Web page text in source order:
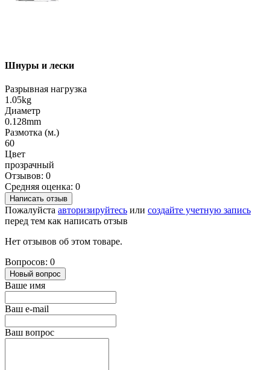
Шнуры и лески
Разрывная нагрузка
1.05kg
Диаметр
0.128mm
Размотка (м.)
60
Цвет
прозрачный
Отзывов: 0
Средняя оценка: 0
Написать отзыв
Пожалуйста авторизируйтесь или создайте учетную запись
перед тем как написать отзыв
Нет отзывов об этом товаре.
Вопросов: 0
Новый вопрос
Ваше имя
Ваш e-mail
Ваш вопрос